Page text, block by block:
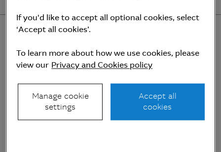
투자 개요
MKIF는 투자목적회사인 그린디지털인프라(주)를 통해
If you'd like to accept all optional cookies, select
‘Accept all cookies’.
To learn more about how we use cookies, please
view our Privacy and Cookies policy
Accept all
cookies
Manage cookie
settings